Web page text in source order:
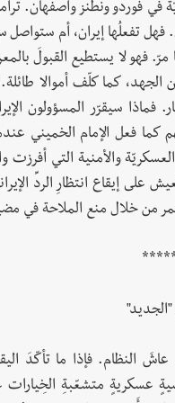
في فوردو ونطنز وأصفهان.
فهل تفعلُها إيران، أم
مرّ. فهو لا يستطيع القبولَ
الجهد، كما كلّف أموالا
فماذا سيقرّر المسؤولون
كما فعل الإمام الخميني
والأمنية التي
على إيقاع انتظارِ الردِّ
من خلال منع الملاحة في
النظام. فإذا ما تأكّدَ
عسكريةٍ متشعّبةِ الخِيارات